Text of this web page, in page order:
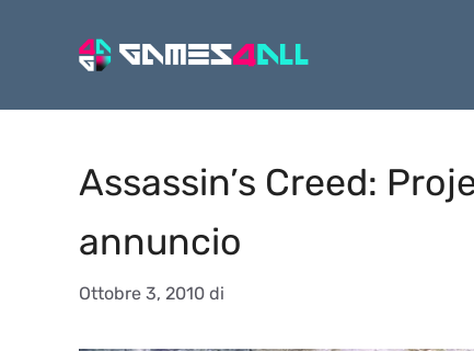
Assassin’s Creed:
annuncio
Ottobre 3, 2010 di